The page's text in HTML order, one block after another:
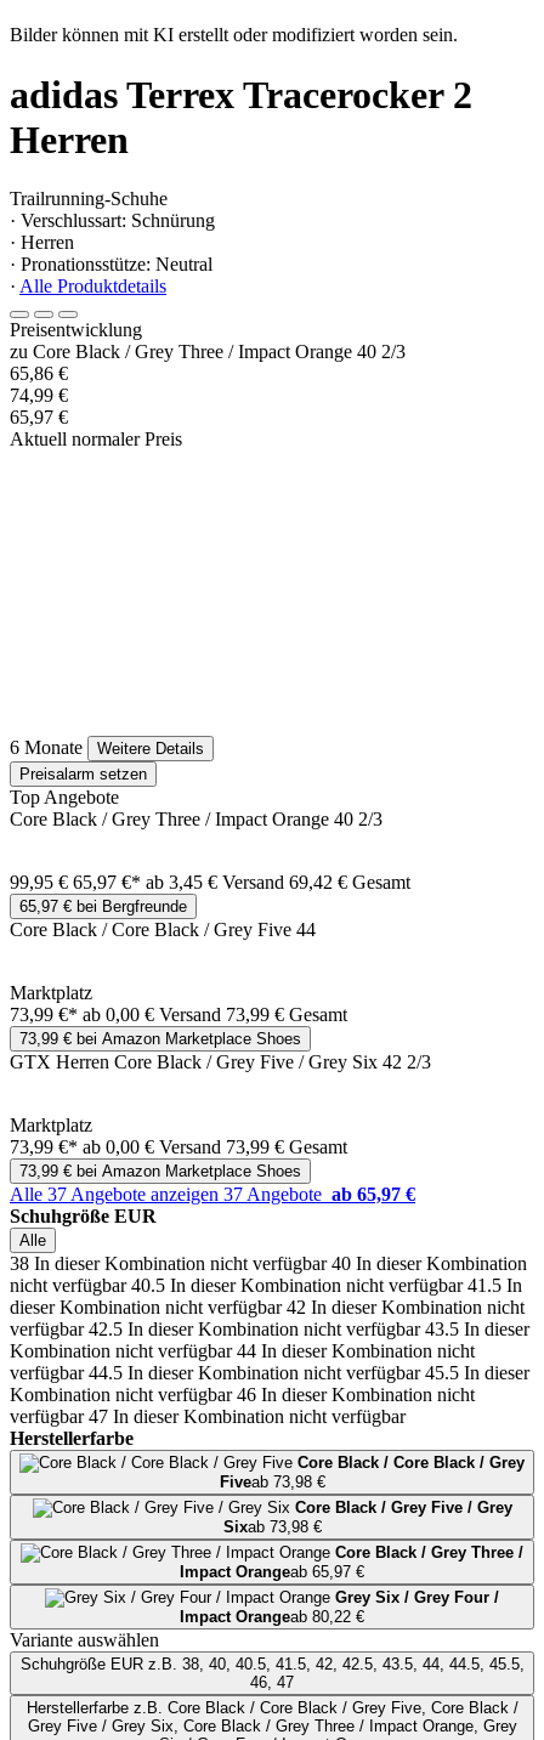
Bilder können mit KI erstellt oder modifiziert worden sein.
adidas Terrex Tracerocker 2
Herren
Trailrunning-Schuhe
· Verschlussart: Schnürung
· Herren
· Pronationsstütze: Neutral
· Alle Produktdetails
Preisentwicklung
zu Core Black / Grey Three / Impact Orange 40 2/3
65,86 €
74,99 €
65,97 €
Aktuell normaler Preis
6 Monate
Weitere Details
Preisalarm setzen
Top Angebote
Core Black / Grey Three / Impact Orange 40 2/3
99,95 € 65,97 €* ab 3,45 € Versand 69,42 € Gesamt
65,97 € bei Bergfreunde
Core Black / Core Black / Grey Five 44
Marktplatz
73,99 €* ab 0,00 € Versand 73,99 € Gesamt
73,99 € bei Amazon Marketplace Shoes
GTX Herren Core Black / Grey Five / Grey Six 42 2/3
Marktplatz
73,99 €* ab 0,00 € Versand 73,99 € Gesamt
73,99 € bei Amazon Marketplace Shoes
Alle 37 Angebote anzeigen 37 Angebote ab 65,97 €
Schuhgröße EUR
Alle
38 In dieser Kombination nicht verfügbar 40 In dieser Kombination
nicht verfügbar 40.5 In dieser Kombination nicht verfügbar 41.5 In
dieser Kombination nicht verfügbar 42 In dieser Kombination nicht
verfügbar 42.5 In dieser Kombination nicht verfügbar 43.5 In dieser
Kombination nicht verfügbar 44 In dieser Kombination nicht
verfügbar 44.5 In dieser Kombination nicht verfügbar 45.5 In dieser
Kombination nicht verfügbar 46 In dieser Kombination nicht
verfügbar 47 In dieser Kombination nicht verfügbar
Herstellerfarbe
Core Black / Core Black / Grey
Fiveab 73,98 €
Core Black / Grey Five / Grey
Sixab 73,98 €
Core Black / Grey Three /
Impact Orangeab 65,97 €
Grey Six / Grey Four /
Impact Orangeab 80,22 €
Variante auswählen
Schuhgröße EURz.B. 38, 40, 40.5, 41.5, 42, 42.5, 43.5, 44, 44.5, 45.5,
46, 47
Herstellerfarbez.B. Core Black / Core Black / Grey Five, Core Black /
Grey Five / Grey Six, Core Black / Grey Three / Impact Orange, Grey